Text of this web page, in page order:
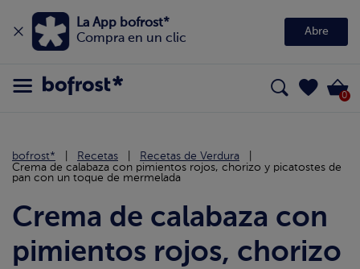
La App bofrost*
Compra en un clic
Abre
0
bofrost* Recetas
Recetas de Verdura
Crema de calabaza con pimientos rojos, chorizo y picatostes de
pan con un toque de mermelada
Crema de calabaza con
pimientos rojos, chorizo